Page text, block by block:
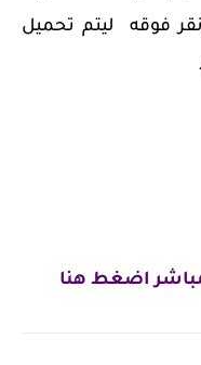
فوقه
ليتم تحميل
اضغط هنا